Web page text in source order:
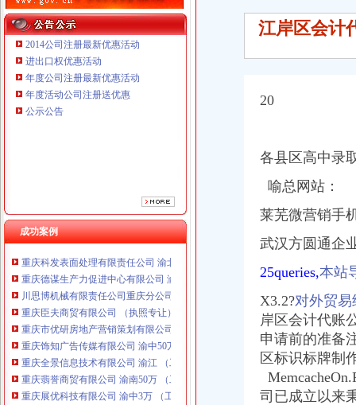
2014公司注册最新优惠活动
进出口权优惠活动
年度公司注册最新优惠活动
年度活动公司注册送优惠
公示公告
成功案例
重庆臣夫商贸有限公司 （执照专让）
重庆展优科技有限公司 渝中3万 （工商注册）
重庆恺昶贸易有限公司 渝九 （食品许可证）
重庆同济汽车设计有限公司 渝江25万 （工商注册）
重庆德谋生产力促进中心有限公司 渝大10万 （工商注册）
川思博机械有限责任公司重庆分公司 渝江 （工商注册）
重庆臣夫商贸有限公司 （执照专让）
重庆市优研房地产营销策划有限公司
重庆饰知广告传媒有限公司 渝中50万 （工商注册）
重庆全景信息技术有限公司 渝江 （工商注册）
重庆翡誉商贸有限公司 渝南50万 （工商注册）
重庆展优科技有限公司 渝中3万 （工商注册）
重庆恺昶贸易有限公司 渝九 （食品许可证）
江岸区会计
20
各县区高中录
喻总网站：
莱芜微营销手
武汉方圆通企
25queries,本站
X3.2?对外贸易
岸区会计代账
申请前的准备
区标识标牌制
司已成立以来